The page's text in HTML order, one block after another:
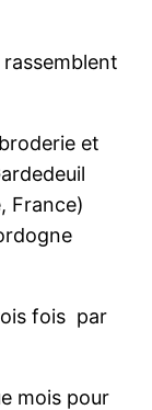
et
France)
fois par
mois pour